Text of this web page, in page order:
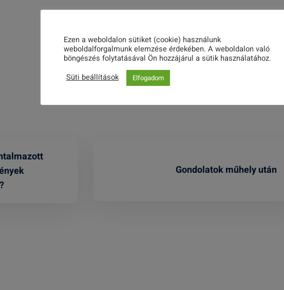
Gondolatok műhely után
Ezen a weboldalon sütiket (cookie) használunk
weboldalforgalmunk elemzése érdekében. A weboldalon való
böngészés folytatásával Ön hozzájárul a sütik használatához.
Süti beállítások
Elfogadom